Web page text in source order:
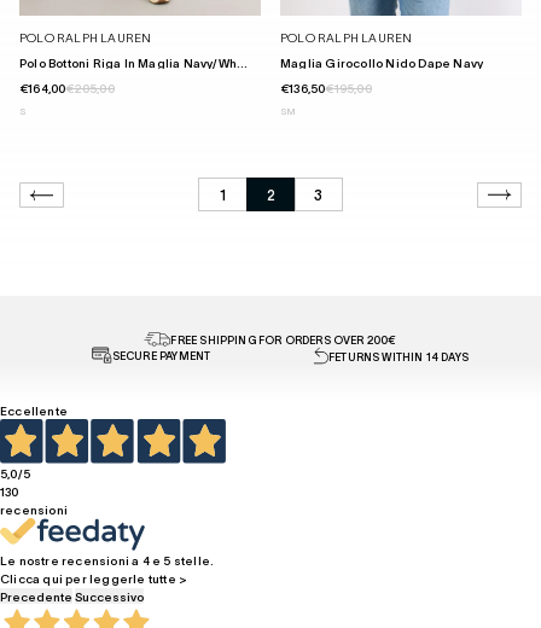
POLO RALPH LAUREN
Polo Bottoni Riga In Maglia Navy/wh...
€164,00€205,00
S
POLO RALPH LAUREN
Maglia Girocollo Nido Dape Navy
€136,50€195,00
SM
1 2 3
FREE SHIPPING FOR ORDERS OVER 200€
SECURE PAYMENT
FETURNS WITHIN 14 DAYS
Eccellente
5,0/5
130
recensioni
Le nostre recensioni a 4 e 5 stelle.
Clicca qui per leggerle tutte >
Precedente Successivo